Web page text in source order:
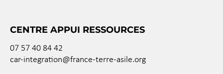
CENTRE APPUI RESSOURCES
07 57 40 84 42
car-integration@france-terre-asile.org